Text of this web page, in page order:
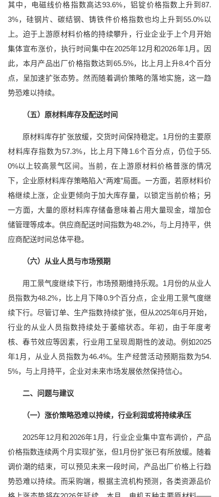
其中，电磁线价格指数高达93.6%，铝锭价格指数上升到87.
3%，硅钢片、碳结钢、铸铁件价格指数也均上升到55.0%以
上。迫于上游原材料价格的持续攀升，行业企业于上个月开始
集体宣布涨价，执行时间集中在2025年12月和2026年1月。因
此，本月产品出厂价格指数达到65.5%，比上月上升8.4个百分
点，呈加速扩张态势。然而随着调价策略的落地实施，这一趋
势恐难以持续。
（五）原材料库存及配送时间
原材料库存扩张放缓，交货时间保持稳定。1月份的主要原
材料库存指数为57.3%，比上月下降1.6个百分点，仍位于55.
0%以上较高景气区间。当前，在上游原材料价格普涨的情况
下，企业原材料库存策略陷入“两难”局面。一方面，若原材料价
格继续上涨，企业更倾向于加大库存量，以锁定当前价格；另
一方面，大量的原材料库存储备意味着占用大量现金，增加仓
储管理等成本。供应商配送时间指数为48.2%，与上月持平，供
应商配送时间总体平稳。
（六）从业人员与市场预期
用工景气度继续下行，市场预期维持乐观。1月份的从业人
员指数为48.2%，比上月下降0.9个百分点，企业用工景气度继
续下行。尽管订单、生产指数持续扩张，但从2025年6月开始，
行业的从业人员指数持续处于萎缩状态。年初，由于年度考
核、春节效应等因素，行业用工呈现周期性的波动。例如2025
年1月，从业人员指数为46.4%。生产经营活动预期指数为54.
5%，与上月持平，企业对未来市场发展依然保持信心。
二、问题与建议
（一）涨价策略恐难以持续，行业利润或将持续承压
2025年12月和2026年1月，行业企业集中宣布调价，产品
价格指数连续两个月实现扩张，但1月份扩张已有所放缓。随着
调价潮的结束，可以预见未来一段时间，产品出厂价格上行趋
势恐难以持续。而采购端，根据主流机构预测，各类资源品价